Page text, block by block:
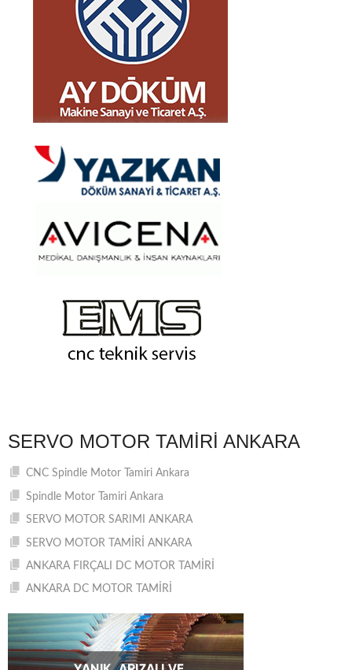
SERVO MOTOR TAMIRI ANKARA
CNC Spindle Motor Tamiri Ankara
Spindle Motor Tamiri Ankara
SERVO MOTOR SARIMI ANKARA
SERVO MOTOR TAMİRİ ANKARA
ANKARA FIRÇALI DC MOTOR TAMİRİ
ANKARA DC MOTOR TAMİRİ